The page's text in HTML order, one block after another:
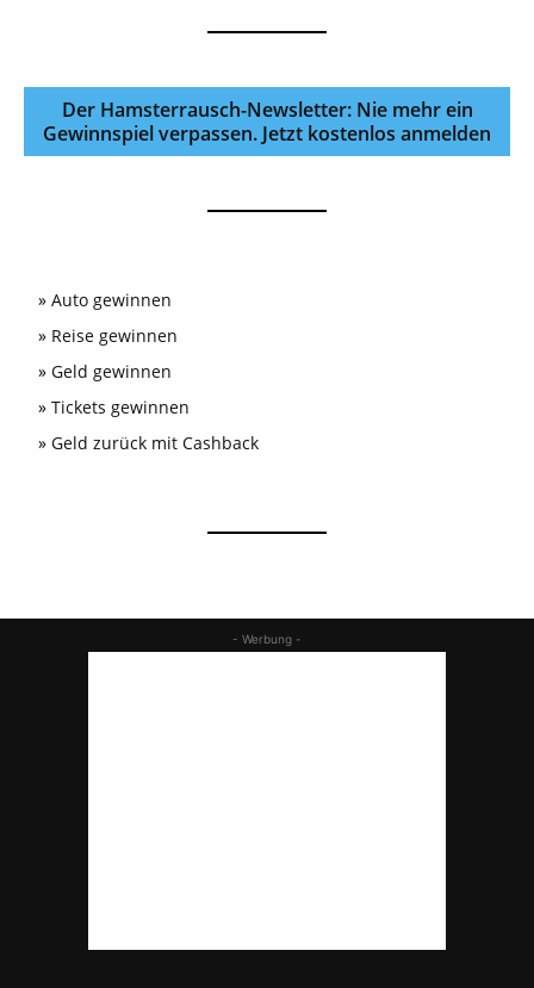
Der Hamsterrausch-Newsletter: Nie mehr ein
Gewinnspiel verpassen. Jetzt kostenlos anmelden
» Auto gewinnen
» Reise gewinnen
» Geld gewinnen
» Tickets gewinnen
» Geld zurück mit Cashback
- Werbung -